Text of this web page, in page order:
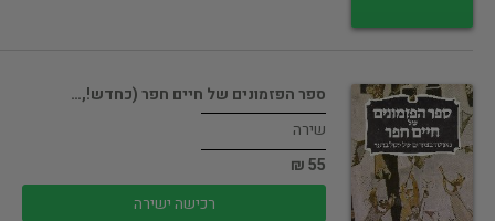
ספר הפזמונים של חיים חפר (כחדש!,…
שירה
55 ₪
רכישה ישירה